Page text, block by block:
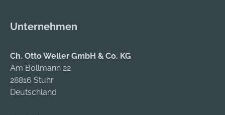
Lockerungen oder
Muttern, Bolzen,
Schrauben und
Baugruppen
Unternehmen
Ch. Otto Weller GmbH & Co. KG
Am Bollmann 22
28816 Stuhr
Deutschland